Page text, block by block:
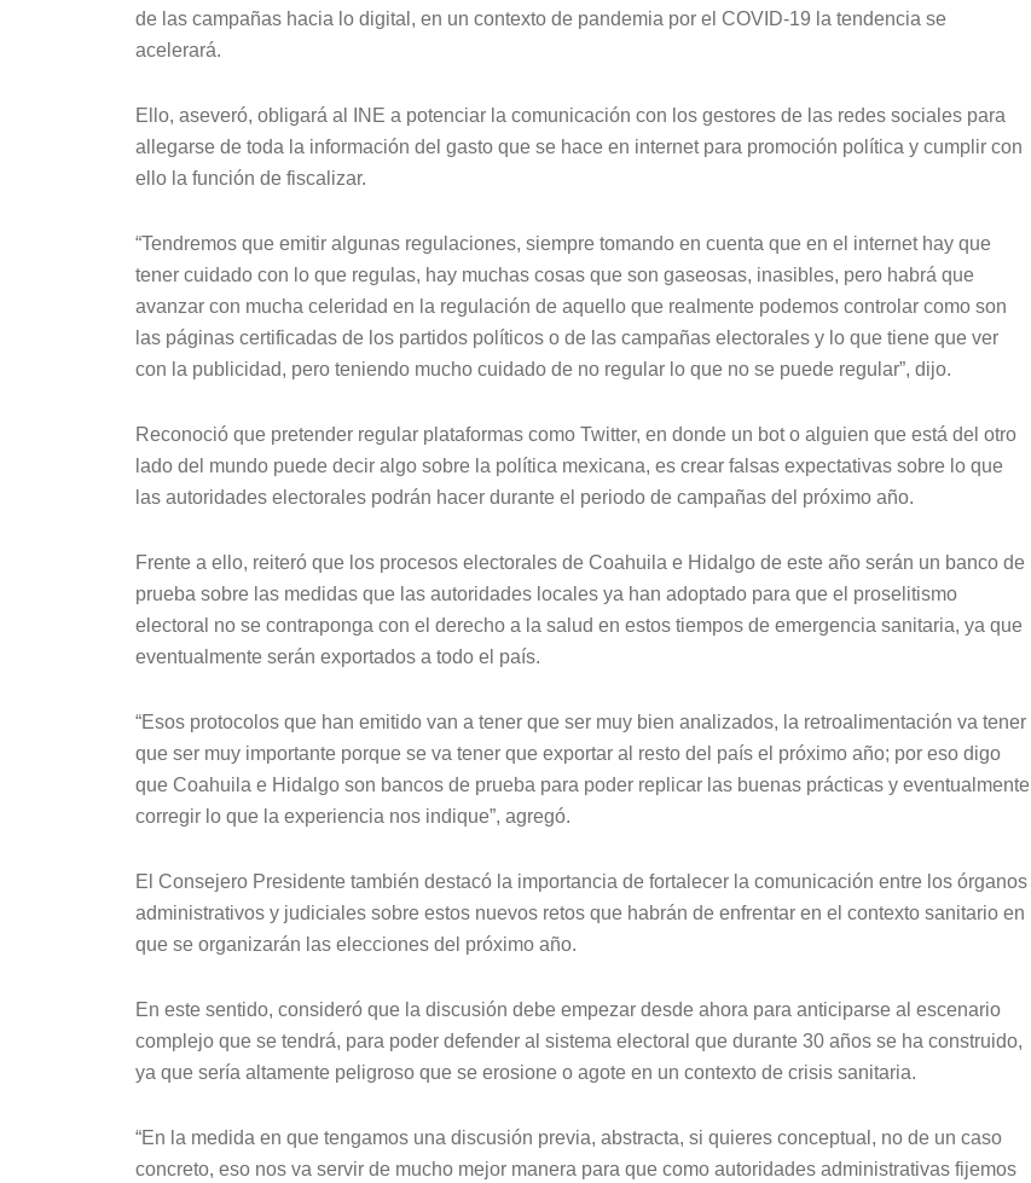
de las campañas hacia lo digital, en un contexto de pandemia por el COVID-19 la tendencia se
acelerará.
Ello, aseveró, obligará al INE a potenciar la comunicación con los gestores de las redes sociales para
allegarse de toda la información del gasto que se hace en internet para promoción política y cumplir con
ello la función de fiscalizar.
“Tendremos que emitir algunas regulaciones, siempre tomando en cuenta que en el internet hay que
tener cuidado con lo que regulas, hay muchas cosas que son gaseosas, inasibles, pero habrá que
avanzar con mucha celeridad en la regulación de aquello que realmente podemos controlar como son
las páginas certificadas de los partidos políticos o de las campañas electorales y lo que tiene que ver
con la publicidad, pero teniendo mucho cuidado de no regular lo que no se puede regular”, dijo.
Reconoció que pretender regular plataformas como Twitter, en donde un bot o alguien que está del otro
lado del mundo puede decir algo sobre la política mexicana, es crear falsas expectativas sobre lo que
las autoridades electorales podrán hacer durante el periodo de campañas del próximo año.
Frente a ello, reiteró que los procesos electorales de Coahuila e Hidalgo de este año serán un banco de
prueba sobre las medidas que las autoridades locales ya han adoptado para que el proselitismo
electoral no se contraponga con el derecho a la salud en estos tiempos de emergencia sanitaria, ya que
eventualmente serán exportados a todo el país.
“Esos protocolos que han emitido van a tener que ser muy bien analizados, la retroalimentación va tener
que ser muy importante porque se va tener que exportar al resto del país el próximo año; por eso digo
que Coahuila e Hidalgo son bancos de prueba para poder replicar las buenas prácticas y eventualmente
corregir lo que la experiencia nos indique”, agregó.
El Consejero Presidente también destacó la importancia de fortalecer la comunicación entre los órganos
administrativos y judiciales sobre estos nuevos retos que habrán de enfrentar en el contexto sanitario en
que se organizarán las elecciones del próximo año.
En este sentido, consideró que la discusión debe empezar desde ahora para anticiparse al escenario
complejo que se tendrá, para poder defender al sistema electoral que durante 30 años se ha construido,
ya que sería altamente peligroso que se erosione o agote en un contexto de crisis sanitaria.
“En la medida en que tengamos una discusión previa, abstracta, si quieres conceptual, no de un caso
concreto, eso nos va servir de mucho mejor manera para que como autoridades administrativas fijemos